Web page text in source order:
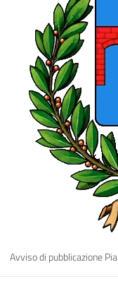
Avviso di pubblicazione